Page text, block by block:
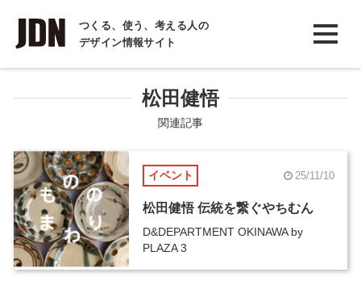
つくる、使う、考える人の
デザイン情報サイト
INTERVIEW
インタビュー
COLUMN
コラム
松田健悟
関連記事
イベント 25/11/10
松田健悟 伝統を繋ぐやちむん
D&DEPARTMENT OKINAWA by
PLAZA 3